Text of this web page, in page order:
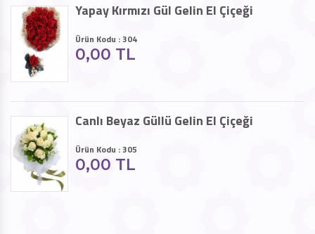
Yapay Kırmızı Gül Gelin El Çiçeği
Ürün Kodu : 304
0,00 TL
Canlı Beyaz Güllü Gelin El Çiçeği
Ürün Kodu : 305
0,00 TL